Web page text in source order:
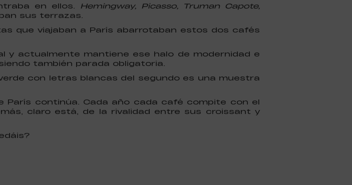
en ellos.
Hemingway, Picasso, Truman Capote,
sus terrazas.
que viajaban a París abarrotaban estos dos cafés
y actualmente mantiene ese halo de modernidad e
también parada obligatoria.
con letras blancas del segundo es una muestra
continúa. Cada año cada café compite con el
claro está, de la rivalidad entre sus croissant y